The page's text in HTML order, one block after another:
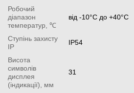
Робочий
діапазон
температур, ℃
від -10°С до +40°С
Ступінь захисту
IP
IP54
Висота
символів
дисплея
(індикації), мм
31